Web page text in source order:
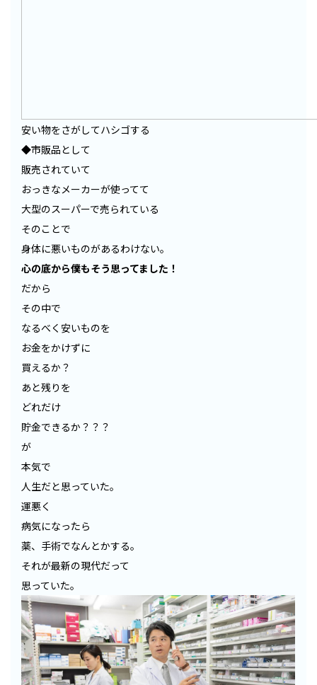
安い物をさがしてハシゴする
◆市販品として
販売されていて
おっきなメーカーが使ってて
大型のスーパーで売られている
そのことで
身体に悪いものがあるわけない。
心の底から僕もそう思ってました！
だから
その中で
なるべく安いものを
お金をかけずに
買えるか？
あと残りを
どれだけ
貯金できるか？？？
が
本気で
人生だと思っていた。
運悪く
病気になったら
薬、手術でなんとかする。
それが最新の現代だって
思っていた。